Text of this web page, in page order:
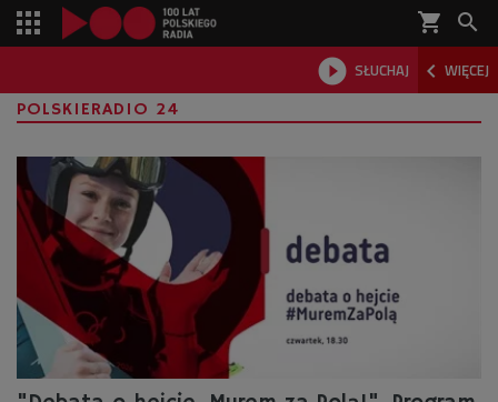
shopping_cart 
 SŁUCHAJ  WIĘCEJ

POLSKIERADIO 24